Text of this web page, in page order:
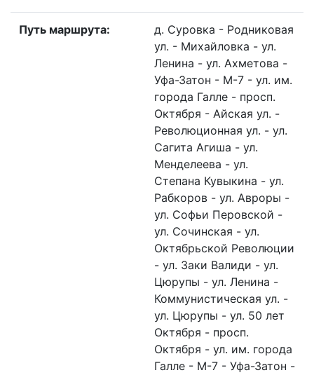
Путь маршрута:
д. Суровка - Родниковая
ул. - Михайловка - ул.
Ленина - ул. Ахметова -
Уфа-Затон - М-7 - ул. им.
города Галле - просп.
Октября - Айская ул. -
Революционная ул. - ул.
Сагита Агиша - ул.
Менделеева - ул.
Степана Кувыкина - ул.
Рабкоров - ул. Авроры -
ул. Софьи Перовской -
ул. Сочинская - ул.
Октябрьской Революции
- ул. Заки Валиди - ул.
Цюрупы - ул. Ленина -
Коммунистическая ул. -
ул. Цюрупы - ул. 50 лет
Октября - просп.
Октября - ул. им. города
Галле - М-7 - Уфа-Затон -